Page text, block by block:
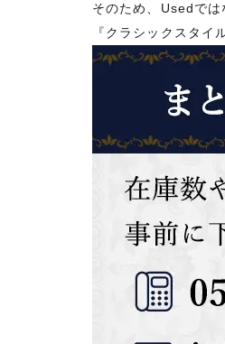
そのため、Usedでは
『クラシックスタイ